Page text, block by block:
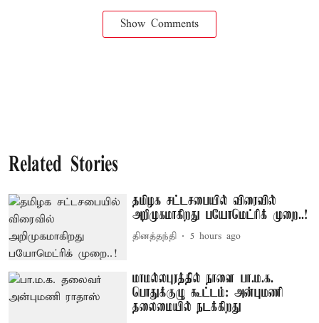
Show Comments
Related Stories
தமிழக சட்டசபையில் விரைவில்
அறிமுகமாகிறது பயோமெட்ரிக் முறை..!
தினத்தந்தி 5 hours ago
மாமல்லபுரத்தில் நாளை பா.ம.க.
பொதுக்குழு கூட்டம்: அன்புமணி
தலைமையில் நடக்கிறது